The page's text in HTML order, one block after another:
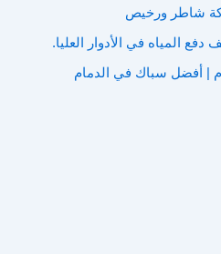
شاطر ورخيص
| أفضل سباك في الدمام